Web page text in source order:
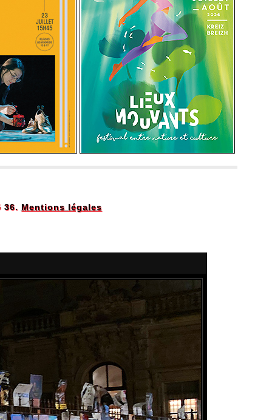
36. Mentions légales